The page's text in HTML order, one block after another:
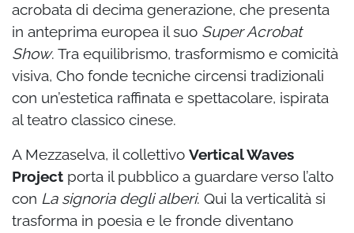
acrobata di decima generazione, che presenta
in anteprima europea il suo Super Acrobat
Show. Tra equilibrismo, trasformismo e comicità
visiva, Cho fonde tecniche circensi tradizionali
con un’estetica raffinata e spettacolare, ispirata
al teatro classico cinese.
A Mezzaselva, il collettivo Vertical Waves
Project porta il pubblico a guardare verso l’alto
con La signoria degli alberi. Qui la verticalità si
trasforma in poesia e le fronde diventano